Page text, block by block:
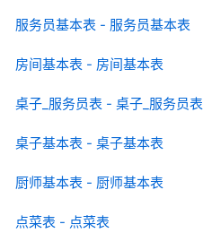
服务员基本表 - 服务员基本表
房间基本表 - 房间基本表
桌子_服务员表 - 桌子_服务员表
桌子基本表 - 桌子基本表
厨师基本表 - 厨师基本表
点菜表 - 点菜表